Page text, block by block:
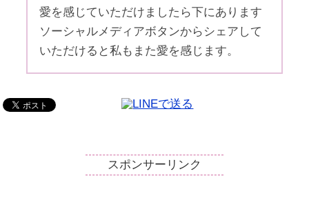
愛を感じていただけましたら下にあります
ソーシャルメディアボタンからシェアして
いただけると私もまた愛を感じます。
スポンサーリンク